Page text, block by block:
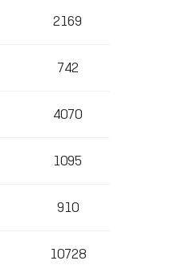
2169
742
4070
1095
910
10728